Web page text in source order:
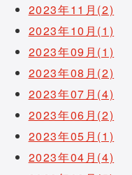
2023年11月(2)
2023年10月(1)
2023年09月(1)
2023年08月(2)
2023年07月(4)
2023年06月(2)
2023年05月(1)
2023年04月(4)